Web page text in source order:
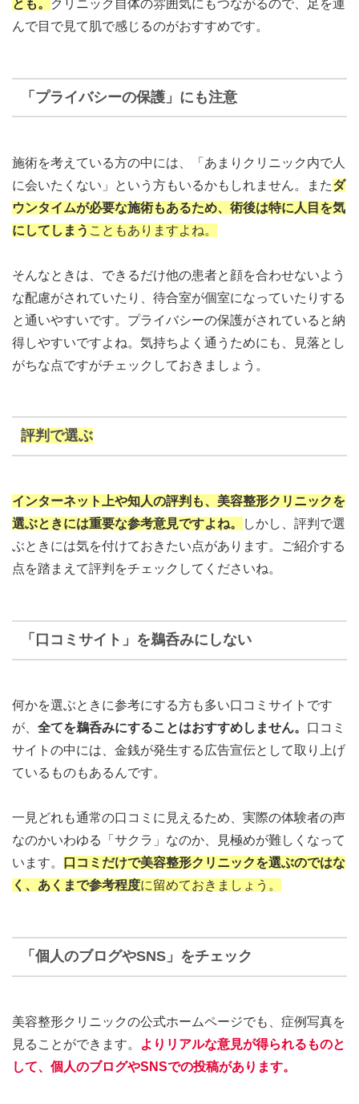
とも。
クリニック自体の雰囲気にもつながるので、足を運
んで目で見て肌で感じるのがおすすめです。
「プライバシーの保護」にも注意
施術を考えている方の中には、「あまりクリニック内で人
に会いたくない」という方もいるかもしれません。またダ
ウンタイムが必要な施術もあるため、術後は特に人目を気
にしてしまう こともありますよね。
そんなときは、できるだけ他の患者と顔を合わせないよう
な配慮がされていたり、待合室が個室になっていたりする
と通いやすいです。プライバシーの保護がされていると納
得しやすいですよね。気持ちよく通うためにも、見落とし
がちな点ですがチェックしておきましょう。
評判で選ぶ
インターネット上や知人の評判も、美容整形クリニックを
選ぶときには重要な参考意見ですよね。
しかし、評判で選
ぶときには気を付けておきたい点があります。ご紹介する
点を踏まえて評判をチェックしてくださいね。
「口コミサイト」を鵜呑みにしない
何かを選ぶときに参考にする方も多い口コミサイトです
が、 全てを鵜呑みにすることはおすすめしません。 口コミ
サイトの中には、金銭が発生する広告宣伝として取り上げ
ているものもあるんです。
一見どれも通常の口コミに見えるため、実際の体験者の声
なのかいわゆる「サクラ」なのか、見極めが難しくなって
います。
口コミだけで美容整形クリニックを選ぶのではな
く、あくまで参考程度に留めておきましょう。
「個人のブログやSNS」をチェック
美容整形クリニックの公式ホームページでも、症例写真を
見ることができます。
よりリアルな意見が得られるものと
して、個人のブログやSNSでの投稿があります。